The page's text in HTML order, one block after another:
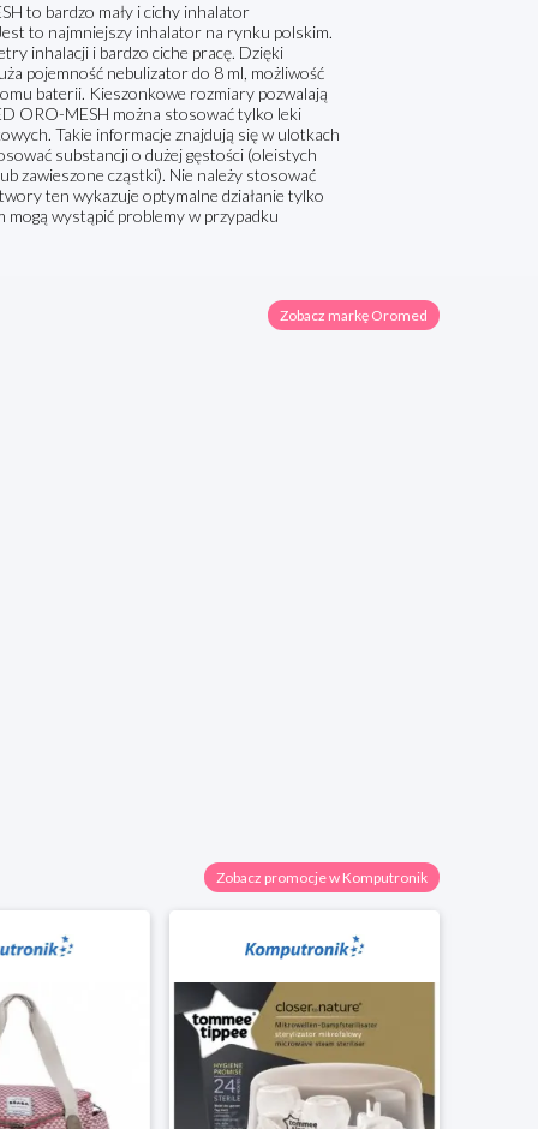
to bardzo mały i cichy inhalator
to najmniejszy inhalator na rynku polskim.
inhalacji i bardzo ciche pracę. Dzięki
pojemność nebulizator do 8 ml, możliwość
baterii. Kieszonkowe rozmiary pozwalają
ORO-MESH można stosować tylko leki
Takie informacje znajdują się w ulotkach
substancji o dużej gęstości (oleistych
zawieszone cząstki). Nie należy stosować
ten wykazuje optymalne działanie tylko
wystąpić problemy w przypadku
Zobacz markę Oromed
Zobacz promocje w Komputronik